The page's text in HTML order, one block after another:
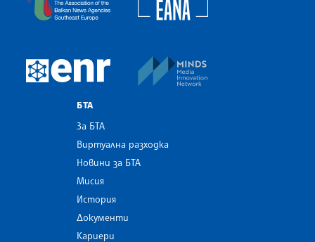
European Newsroom
БТА
За БТА
Виртуална разходка
Новини за БТА
Мисия
История
Документи
Кариери